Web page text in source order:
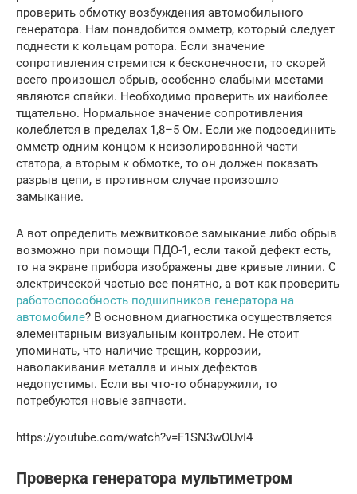
проверить обмотку возбуждения автомобильного
генератора. Нам понадобится омметр, который следует
поднести к кольцам ротора. Если значение
сопротивления стремится к бесконечности, то скорей
всего произошел обрыв, особенно слабыми местами
являются спайки. Необходимо проверить их наиболее
тщательно. Нормальное значение сопротивления
колеблется в пределах 1,8–5 Ом. Если же подсоединить
омметр одним концом к неизолированной части
статора, а вторым к обмотке, то он должен показать
разрыв цепи, в противном случае произошло
замыкание.
А вот определить межвитковое замыкание либо обрыв
возможно при помощи ПДО-1, если такой дефект есть,
то на экране прибора изображены две кривые линии. С
электрической частью все понятно, а вот как проверить
работоспособность подшипников генератора на
автомобиле? В основном диагностика осуществляется
элементарным визуальным контролем. Не стоит
упоминать, что наличие трещин, коррозии,
наволакивания металла и иных дефектов
недопустимы. Если вы что-то обнаружили, то
потребуются новые запчасти.
https://youtube.com/watch?v=F1SN3wOUvI4
Проверка генератора мультиметром